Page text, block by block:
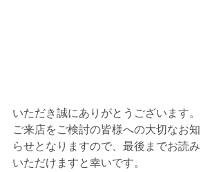
いただき誠にありがとうございます。
ご来店をご検討の皆様への大切なお知
らせとなりますので、最後までお読み
いただけますと幸いです。